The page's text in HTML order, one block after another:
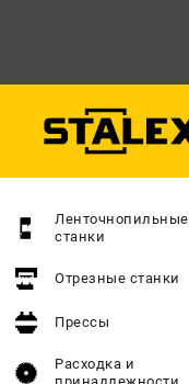
Ленточнопильные
станки
Отрезные станки
Прессы
Расходка и